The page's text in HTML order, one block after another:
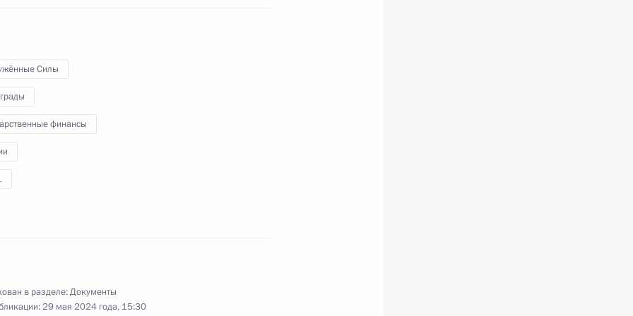
категории лиц
регистрацию права
Президента в пленарном
Силы
финансы
в разделе:Документы
29 мая 2024 года, 15:30